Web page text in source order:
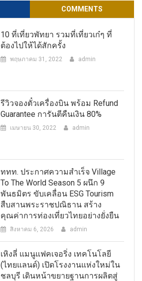
COMMENTS
10 ที่เที่ยวพัทยา รวมที่เที่ยวเก๋ๆ ที่
ต้องไปให้ได้สักครั้ง
พฤษภาคม 31, 2022 admin
รีวิวจองตั๋วเครื่องบิน พร้อม Refund
Guarantee การันตีคืนเงิน 80%
เมษายน 30, 2022 admin
ททท. ประกาศความสำเร็จ Village
To The World Season 5 ผนึก 9
พันธมิตร ขับเคลื่อน ESG Tourism
สืบสานพระราชปณิธาน สร้าง
คุณค่าการท่องเที่ยวไทยอย่างยั่งยืน
สิงหาคม 6, 2026 admin
เหิงลี่ แมนูแฟคเจอริ่ง เทคโนโลยี
(ไทยแลนด์) เปิดโรงงานแห่งใหม่ใน
ชลบุรี เดินหน้าขยายฐานการผลิตสู่